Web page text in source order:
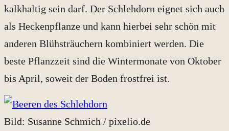
kalkhaltig sein darf. Der Schlehdorn eignet sich auch
als Heckenpflanze und kann hierbei sehr schön mit
anderen Blühsträuchern kombiniert werden. Die
beste Pflanzzeit sind die Wintermonate von Oktober
bis April, soweit der Boden frostfrei ist.
Bild: Susanne Schmich / pixelio.de